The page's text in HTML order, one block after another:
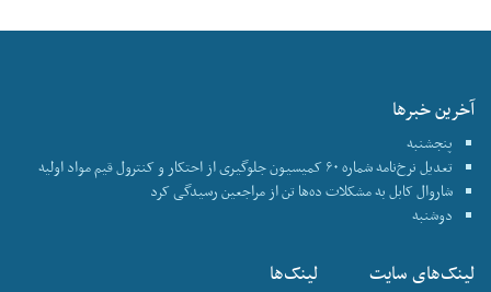
آخرین خبرها
پنجشنبه
تعدیل نرخ‌نامه شماره ۶۰ کمیسیون جلوگیری از احتکار و کنترول قیم مواد اولیه
شاروال کابل به مشکلات ده‌ها تن از مراجعین رسیدگی کرد
دوشنبه
لینک‌های سایت لینک‌ها